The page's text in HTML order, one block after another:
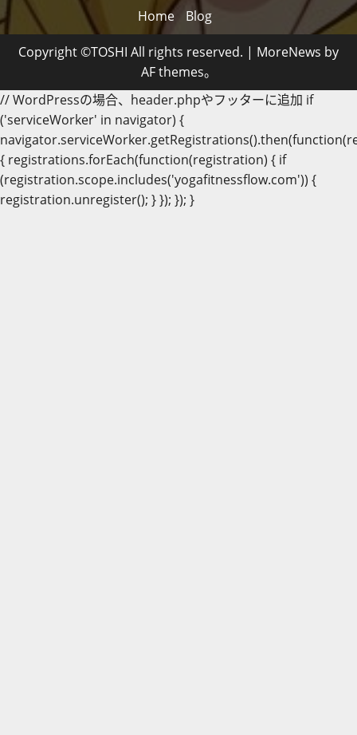
Home Blog
Copyright ©TOSHI All rights reserved. | MoreNews by
AF themes。
// WordPressの場合、header.phpやフッターに追加 if
('serviceWorker' in navigator) {
{ registrations.forEach(function(registration) { if
(registration.scope.includes('yogafitnessflow.com')) {
registration.unregister(); } }); }); }